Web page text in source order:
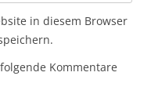
in diesem Browser
Kommentare